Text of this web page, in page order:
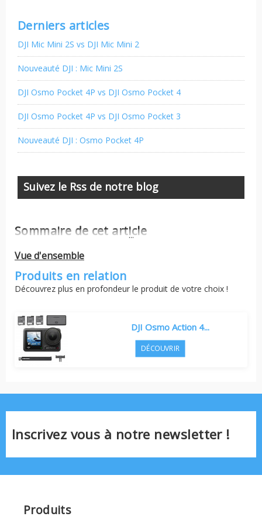
Derniers articles
DJI Mic Mini 2S vs DJI Mic Mini 2
Nouveauté DJI : Mic Mini 2S
DJI Osmo Pocket 4P vs DJI Osmo Pocket 4
DJI Osmo Pocket 4P vs DJI Osmo Pocket 3
Nouveauté DJI : Osmo Pocket 4P
Suivez le Rss de notre blog
Sommaire de cet article
...
Vue d'ensemble
Produits en relation
Découvrez plus en profondeur le produit de votre choix !
DJI Osmo Action 4...
DÉCOUVRIR
Inscrivez vous à notre newsletter !
Produits